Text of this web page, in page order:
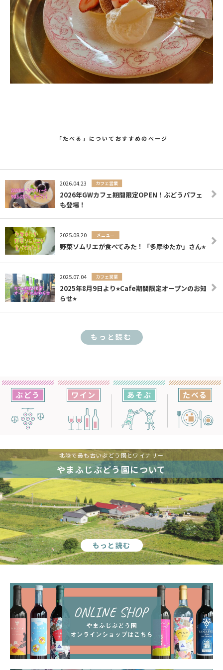
「たべる」についておすすめのページ
2026.04.23 カフェ営業
2026年GWカフェ期間限定OPEN！ぶどうパフェ
も登場！
2025.08.20 メニュー
野菜ソムリエが食べてみた！「多摩ゆたか」さん⭐︎
2025.07.04 カフェ営業
2025年8月9日より⭐︎Cafe期間限定オープンのお知
らせ⭐︎
もっと読む
ぶどう ワイン あそぶ たべる
北陸で最も古いぶどう園とワイナリー
やまふじぶどう園について
もっと読む